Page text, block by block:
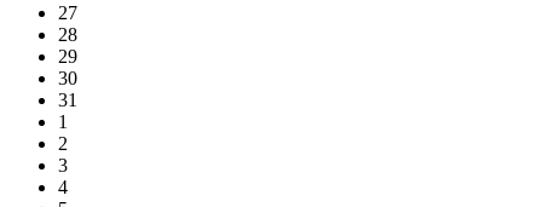
27
28
29
30
31
1
2
3
4